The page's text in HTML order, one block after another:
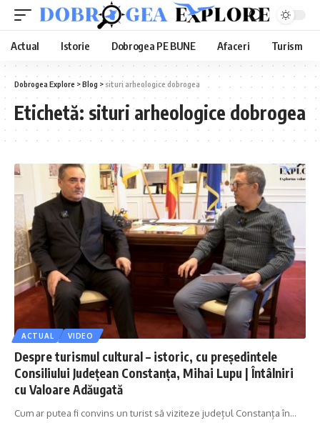
Actual Istorie Dobrogea PE BUNE Afaceri Turism
Dobrogea Explore >Blog > situri arheologice dobrogea
Etichetă: situri arheologice dobrogea
ACTUAL VIDEO
Despre turismul cultural – istoric, cu președintele
Consiliului Județean Constanța, Mihai Lupu | Întâlniri
cu Valoare Adăugată
Cum ar putea fi convins un turist să viziteze județul Constanța în…